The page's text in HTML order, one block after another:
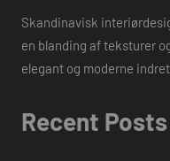
Skandinavisk
en blanding af teksturer
elegant og moderne
Recent Posts